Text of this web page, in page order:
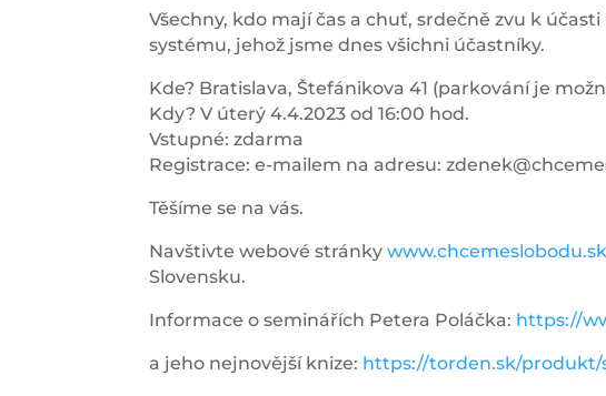
Všechny, kdo mají čas a chuť, srdečně zvu k
systému, jehož jsme dnes všichni účastníky.
Kde? Bratislava, Štefánikova 41 (parkování je
Kdy? V úterý 4.4.2023 od 16:00 hod.
Vstupné: zdarma
Registrace: e-mailem na adresu:
Těšíme se na vás.
Navštivte webové stránkywww.chcemeslobodu.sk
Slovensku.
Informace o seminářích Petera Poláčka: https://
a jeho nejnovější knize: https://torden.sk/produkt/